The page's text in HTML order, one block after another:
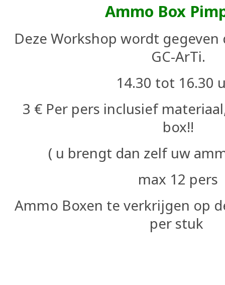
Ammo Box
Deze Workshop wordt
GC-ArTi.
14.30 tot 16.30
3 € Per pers inclusief
box!!
( u brengt dan zelf uw
max 12 pers
Ammo Boxen te verkrijgen op
per stuk